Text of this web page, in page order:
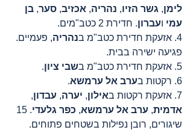
לימן, גשר הזיו, נהריה, אכזיב, סער, בן
עמי ועברון. חדירת 2 כטב"מים.
4. אזעקת חדירת כטב"מ ב
נהריה, פעמיים.
פגיעה ישירה בבית.
5. אזעקת חדירת כטב"מ ב
שבי ציון.
6. רקטות ב
ערב אל ערמשא.
7. אזעקת רקטות ב
אילון, יערה, עבדון,
אדמית, ערב אל ערמשא, כפר גלעדי
שיגורים, רובן נפילות בשטחים פתוחים.